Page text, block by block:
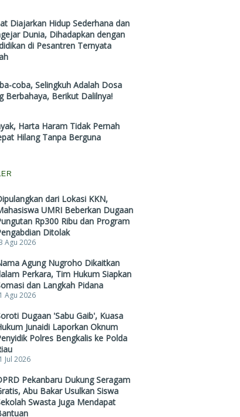
Diajarkan Hidup Sederhana dan
Dunia, Dihadapkan dengan
di Pesantren Ternyata
coba, Selingkuh Adalah Dosa
Berbahaya, Berikut Dalilnya!
Harta Haram Tidak Pernah
Hilang Tanpa Berguna
dari Lokasi KKN,
UMRI Beberkan Dugaan
Rp300 Ribu dan Program
Ditolak
Agu 2026
Agung Nugroho Dikaitkan
Perkara, Tim Hukum Siapkan
dan Langkah Pidana
Agu 2026
Dugaan 'Sabu Gaib', Kuasa
Junaidi Laporkan Oknum
Polres Bengkalis ke Polda
Jul 2026
Pekanbaru Dukung Seragam
Abu Bakar Usulkan Siswa
Swasta Juga Mendapat